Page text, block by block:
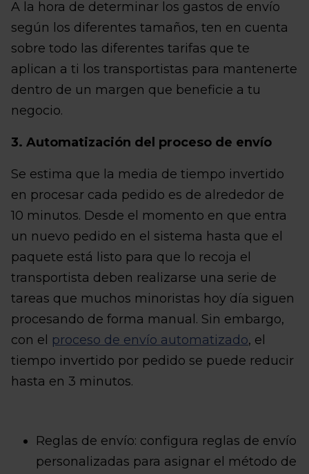
A la hora de determinar los gastos de envío
según los diferentes tamaños, ten en cuenta
sobre todo las diferentes tarifas que te
aplican a ti los transportistas para mantenerte
dentro de un margen que beneficie a tu
negocio.
3. Automatización del proceso de envío
Se estima que la media de tiempo invertido
en procesar cada pedido es de alrededor de
10 minutos. Desde el momento en que entra
un nuevo pedido en el sistema hasta que el
paquete está listo para que lo recoja el
transportista deben realizarse una serie de
tareas que muchos minoristas hoy día siguen
procesando de forma manual. Sin embargo,
con el proceso de envío automatizado, el
tiempo invertido por pedido se puede reducir
hasta en 3 minutos.
Reglas de envío: configura reglas de envío
personalizadas para asignar el método de